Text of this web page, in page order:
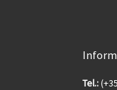
Tel.: